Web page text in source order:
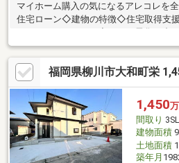
マイホーム購入の気になるアレコレを
住宅ローン◇建物の特徴◇住宅取得支
き！◇和風の平家！収納豊富！◇シャ
り！◇買い物施設徒歩圏内！◇ゆった
庭には物置があります！頭金やローン
にお問合せ下さい！初期費用や税金の
なるように専任のスタッフがしっかり
福岡県柳川市大和町栄
1,450
間取り
建物面積
土地面積
築年月